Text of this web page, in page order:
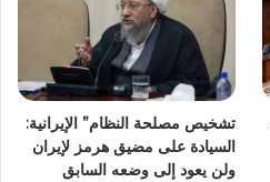
تشخيص مصلحة النظام” الإيرانية:
السيادة على مضيق هرمز لإيران
ولن يعود إلى وضعه السابق